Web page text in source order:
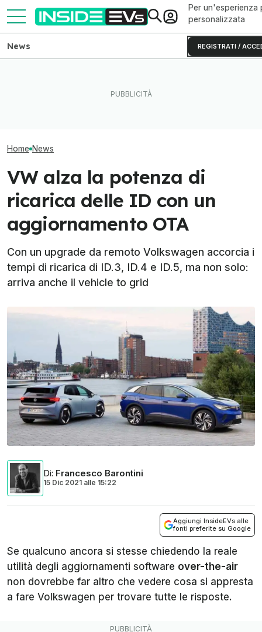
Per un'esperienza
personalizzata
REGISTRATI /
News
Home News
VW alza la potenza di
ricarica delle ID con un
aggiornamento OTA
Con un upgrade da remoto Volkswagen accorcia i
tempi di ricarica di ID.3, ID.4 e ID.5, ma non solo:
arriva anche il vehicle to grid
Di: Francesco Barontini
15 Dic 2021 alle 15:22
Aggiungi InsideEVs alle
fonti preferite su Google
Se qualcuno ancora si stesse chiedendo la reale
utilità degli aggiornamenti software over-the-air
non dovrebbe far altro che vedere cosa si appresta
a fare Volkswagen per trovare tutte le risposte.